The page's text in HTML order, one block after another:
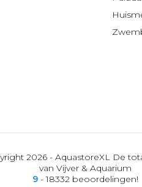
2026 - AquastoreXL De
van Vijver & Aquarium
9 - 18332 beoordelingen!